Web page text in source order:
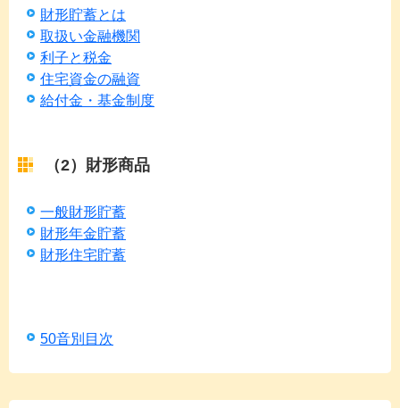
財形貯蓄とは
取扱い金融機関
利子と税金
住宅資金の融資
給付金・基金制度
（2）財形商品
一般財形貯蓄
財形年金貯蓄
財形住宅貯蓄
50音別目次